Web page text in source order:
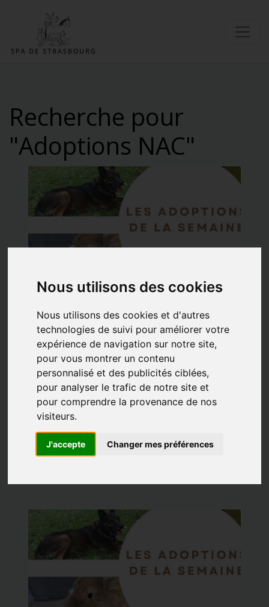
Nous utilisons des cookies
Nous utilisons des cookies et d'autres
technologies de suivi pour améliorer votre
expérience de navigation sur notre site,
pour vous montrer un contenu
personnalisé et des publicités ciblées,
pour analyser le trafic de notre site et
pour comprendre la provenance de nos
visiteurs.
J'accepte Changer mes préférences
Recherche pour
"Adoptions NAC"
Adoptions de la
semaine du 27 juillet au
2 aout 2026
31/07/2026 | Posté par Catherine | Mots clés:Abandon
Adoptions chats Adoptions chiens Adoptions NAC
Adoptions de la semaine
Les entrées ne baissent pas. ...
En lire plus